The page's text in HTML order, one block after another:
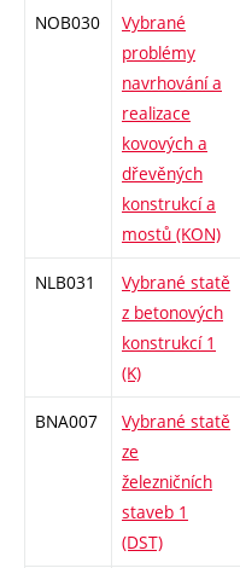
NOB030
Vybrané
problémy
navrhování a
realizace
kovových a
dřevěných
konstrukcí a
mostů (KON)
NLB031
Vybrané statě
z betonových
konstrukcí 1
(K)
BNA007
Vybrané statě
ze
železničních
staveb 1
(DST)